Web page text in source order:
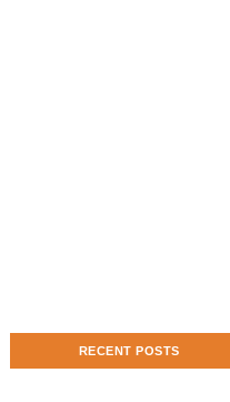
RECENT POSTS